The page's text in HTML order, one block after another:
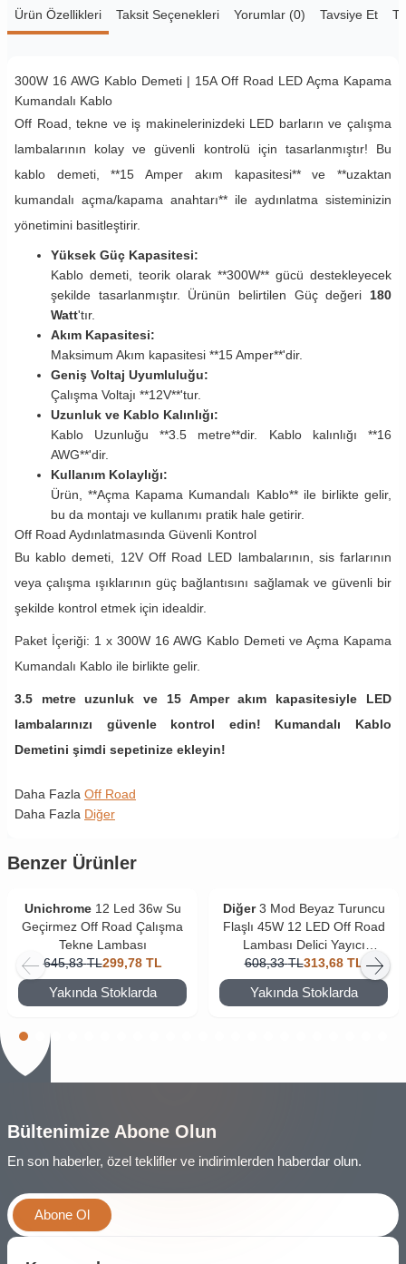
Ürün Özellikleri Taksit Seçenekleri Yorumlar (0) Tavsiye Et
300W 16 AWG Kablo Demeti | 15A Off Road LED Açma Kapama
Kumandalı Kablo
Off Road, tekne ve iş makinelerinizdeki LED barların ve çalışma
lambalarının kolay ve güvenli kontrolü için tasarlanmıştır! Bu
kablo demeti, **15 Amper akım kapasitesi** ve **uzaktan
kumandalı açma/kapama anahtarı** ile aydınlatma sisteminizin
yönetimini basitleştirir.
Yüksek Güç Kapasitesi:
Kablo demeti, teorik olarak **300W** gücü destekleyecek
şekilde tasarlanmıştır. Ürünün belirtilen Güç değeri 180
Watt'tır.
Akım Kapasitesi:
Maksimum Akım kapasitesi **15 Amper**'dir.
Geniş Voltaj Uyumluluğu:
Çalışma Voltajı **12V**'tur.
Uzunluk ve Kablo Kalınlığı:
Kablo Uzunluğu **3.5 metre**dir. Kablo kalınlığı **16
AWG**'dir.
Kullanım Kolaylığı:
Ürün, **Açma Kapama Kumandalı Kablo** ile birlikte gelir,
bu da montajı ve kullanımı pratik hale getirir.
Off Road Aydınlatmasında Güvenli Kontrol
Bu kablo demeti, 12V Off Road LED lambalarının, sis farlarının
veya çalışma ışıklarının güç bağlantısını sağlamak ve güvenli bir
şekilde kontrol etmek için idealdir.
Paket İçeriği: 1 x 300W 16 AWG Kablo Demeti ve Açma Kapama
Kumandalı Kablo ile birlikte gelir.
3.5 metre uzunluk ve 15 Amper akım kapasitesiyle LED
lambalarınızı güvenle kontrol edin! Kumandalı Kablo
Demetini şimdi sepetinize ekleyin!
Daha Fazla Off Road
Daha Fazla Diğer
Benzer Ürünler
Unichrome 12 Led 36w Su
Geçirmez Off Road Çalışma
Tekne Lambası
645,83 TL299,78 TL
Yakında Stoklarda
Diğer 3 Mod Beyaz Turuncu
Flaşlı 45W 12 LED Off Road
Lambası Delici Yayıcı
Motosiklet Sis Farı
608,33 TL313,68 TL
Yakında Stoklarda
Bültenimize Abone Olun
En son haberler, özel teklifler ve indirimlerden haberdar olun.
Abone Ol